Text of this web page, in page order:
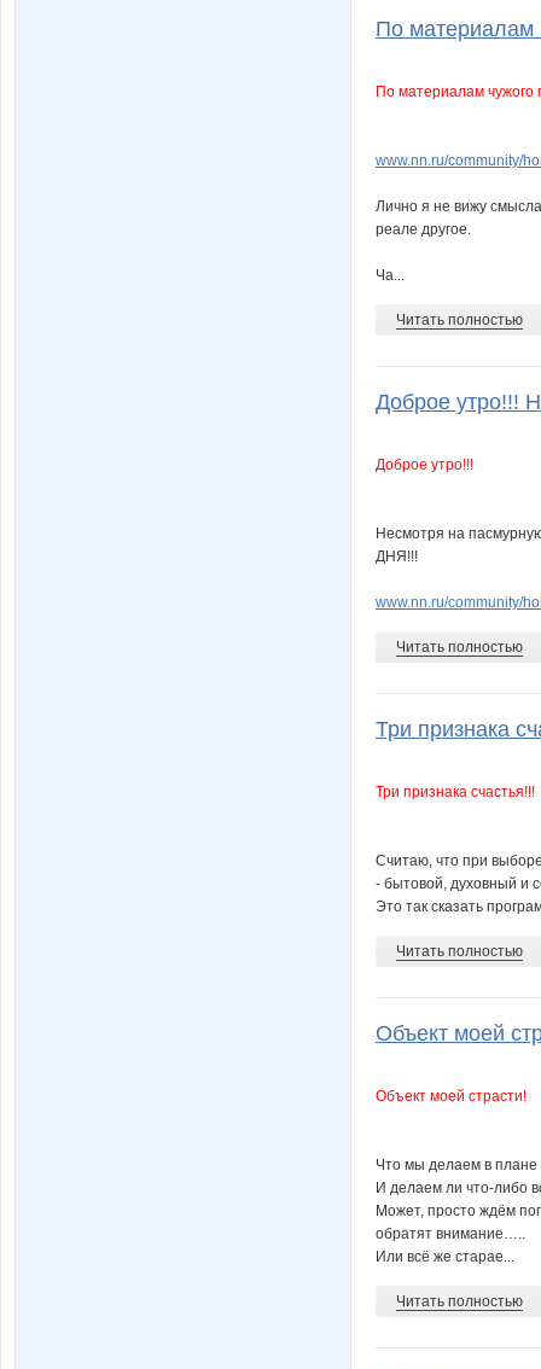
По материалам
По материалам чужого
www.nn.ru/community/
Лично я не вижу
реале другое.
Ча...
Читать полностью
Доброе утро!!!
Доброе утро!!!
Несмотря на
ДНЯ!!!
www.nn.ru/community/
Читать полностью
Три признака
Три признака счастья!!!
Считаю, что при
- бытовой, духовный и
Это так сказать
Читать полностью
Объект моей
Объект моей страсти!
Что мы делаем в плане
И делаем ли что-либо
Может, просто ждём
обратят внимание…..
Или всё же старае...
Читать полностью